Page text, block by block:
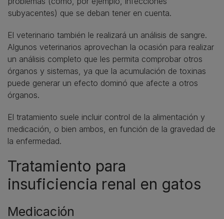
subyacentes) que se deban tener en cuenta.
El veterinario también le realizará un análisis de sangre.
Algunos veterinarios aprovechan la ocasión para realizar
un análisis completo que les permita comprobar otros
órganos y sistemas, ya que la acumulación de toxinas
puede generar un efecto dominó que afecte a otros
órganos.
El tratamiento suele incluir control de la alimentación y
medicación, o bien ambos, en función de la gravedad de
la enfermedad.
Tratamiento para
insuficiencia renal en gatos
Medicación